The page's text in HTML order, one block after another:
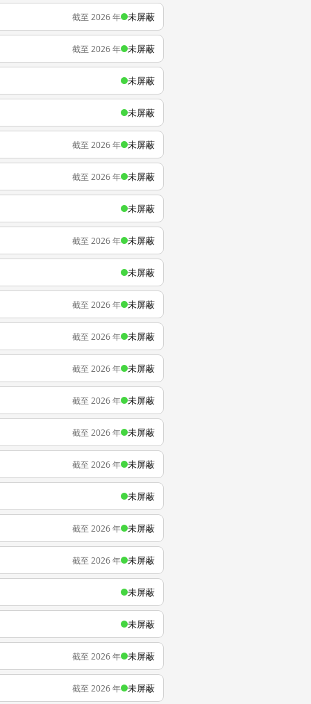
截至 2026 年 未屏蔽
截至 2026 年 未屏蔽
未屏蔽
未屏蔽
截至 2026 年 未屏蔽
截至 2026 年 未屏蔽
未屏蔽
截至 2026 年 未屏蔽
未屏蔽
截至 2026 年 未屏蔽
截至 2026 年 未屏蔽
截至 2026 年 未屏蔽
截至 2026 年 未屏蔽
截至 2026 年 未屏蔽
截至 2026 年 未屏蔽
未屏蔽
截至 2026 年 未屏蔽
截至 2026 年 未屏蔽
未屏蔽
未屏蔽
截至 2026 年 未屏蔽
截至 2026 年 未屏蔽